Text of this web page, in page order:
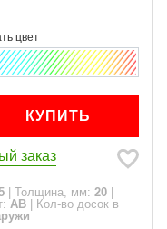
КУПИТЬ
заказ
Толщина, мм: 20
АВ
Кол-во досок в